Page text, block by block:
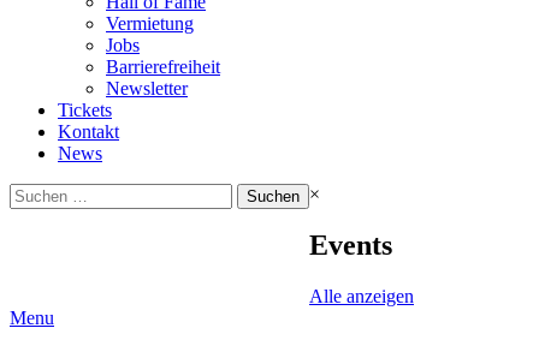
Vermietung
Jobs
Barrierefreiheit
Newsletter
Tickets
Kontakt
News
Suchen
nach:
×
Events
Alle anzeigen
Menu